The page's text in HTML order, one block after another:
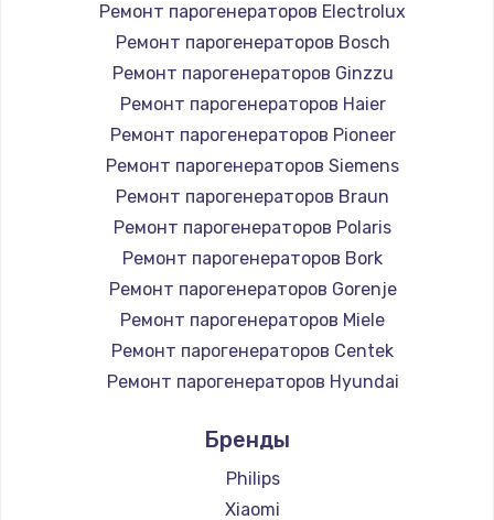
Ремонт парогенераторов Electrolux
Ремонт парогенераторов Bosch
Ремонт парогенераторов Ginzzu
Ремонт парогенераторов Haier
Ремонт парогенераторов Pioneer
Ремонт парогенераторов Siemens
Ремонт парогенераторов Braun
Ремонт парогенераторов Polaris
Ремонт парогенераторов Bork
Ремонт парогенераторов Gorenje
Ремонт парогенераторов Miele
Ремонт парогенераторов Centek
Ремонт парогенераторов Hyundai
Ремонт парогенераторов DELTA
Ремонт парогенераторов Silter
Ремонт парогенераторов Chayka
Бренды
Philips
Xiaomi